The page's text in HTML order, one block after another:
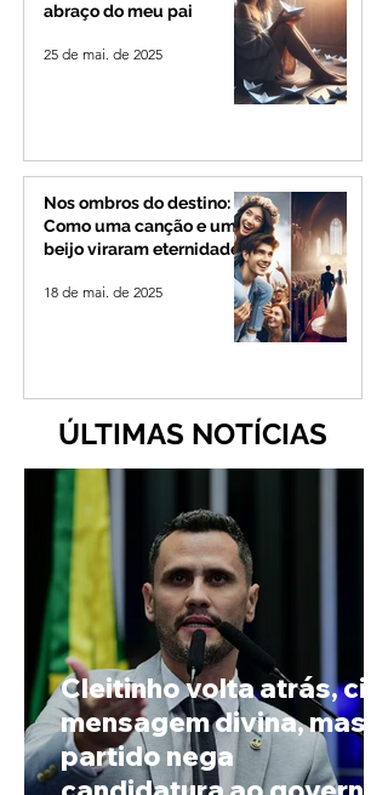
abraço do meu pai
25 de mai. de 2025
Nos ombros do destino:
Como uma canção e um
beijo viraram eternidade
18 de mai. de 2025
ÚLTIMAS NOTÍCIAS
Cleitinho volta atrás, cita
mensagem divina, mas
partido nega